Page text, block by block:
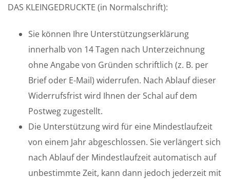
DAS KLEINGEDRUCKTE (in Normalschrift):
Sie können Ihre Unterstützungserklärung
innerhalb von 14 Tagen nach Unterzeichnung
ohne Angabe von Gründen schriftlich (z. B. per
Brief oder E-Mail) widerrufen. Nach Ablauf dieser
Widerrufsfrist wird Ihnen der Schal auf dem
Postweg zugestellt.
Die Unterstützung wird für eine Mindestlaufzeit
von einem Jahr abgeschlossen. Sie verlängert sich
nach Ablauf der Mindestlaufzeit automatisch auf
unbestimmte Zeit, kann dann jedoch jederzeit mit